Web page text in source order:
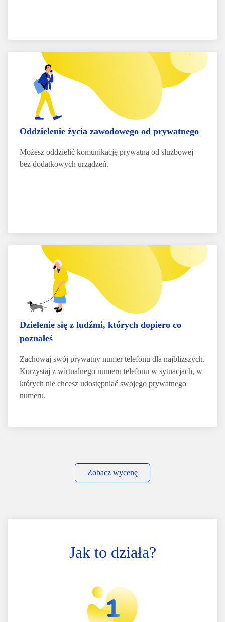
Oddzielenie życia zawodowego od prywatnego
Możesz oddzielić komunikację prywatną od służbowej
bez dodatkowych urządzeń.
Dzielenie się z ludźmi, których dopiero co
poznałeś
Zachowaj swój prywatny numer telefonu dla najbliższych.
Korzystaj z wirtualnego numeru telefonu w sytuacjach, w
których nie chcesz udostępniać swojego prywatnego
numeru.
Zobacz wycenę
Jak to działa?